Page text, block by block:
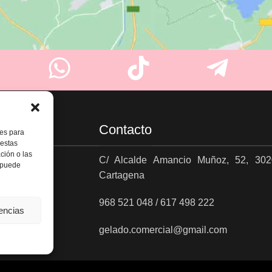
para
o las
Contacto
C/ Alcalde Amancio Muñoz, 52,
Cartagena
968 521 048 / 617 498 222
gelado.comercial@gmail.com